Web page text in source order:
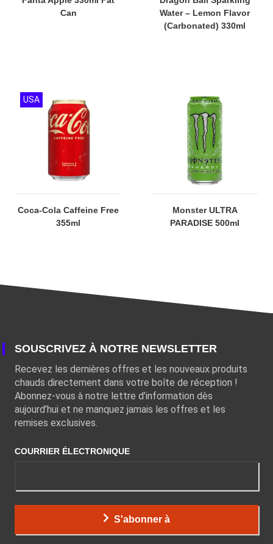
Can
Water – Lemon Flavor
(Carbonated) 330ml
Coca-Cola Caffeine Free
355ml
USA
Monster ULTRA
PARADISE 500ml
SOUSCRIVEZ À NOTRE NEWSLETTER
Recevez les dernières offres et les nouveaux produits
chauds directement dans votre boîte de réception !
Abonnez-vous à notre lettre d’information dès
aujourd’hui et ne manquez jamais les offres et les
remises exclusives.
COURRIER ÉLECTRONIQUE
S'abonner à